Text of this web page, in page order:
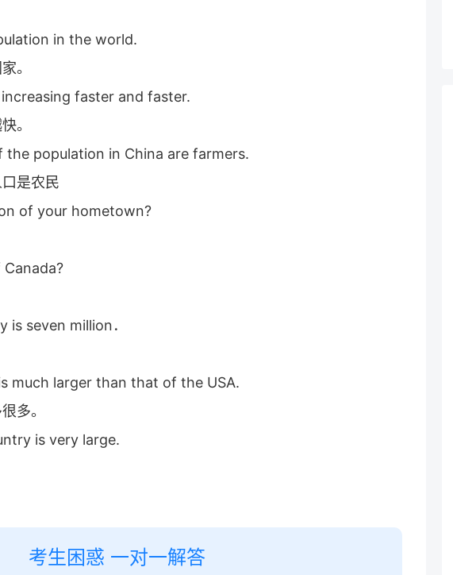
in the world.
。
faster and faster.
。
population in China are farmers.
是农民
of your hometown?
seven million．
much larger than that of the USA.
多。
is very large.
考生困惑 一对一解答